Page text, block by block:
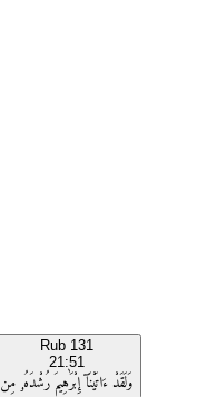
Rub 131
21:51
وَلَقَدْ ءَاتَيْنَآ إِبْرَٰهِيمَ رُشْدَهُۥ مِن